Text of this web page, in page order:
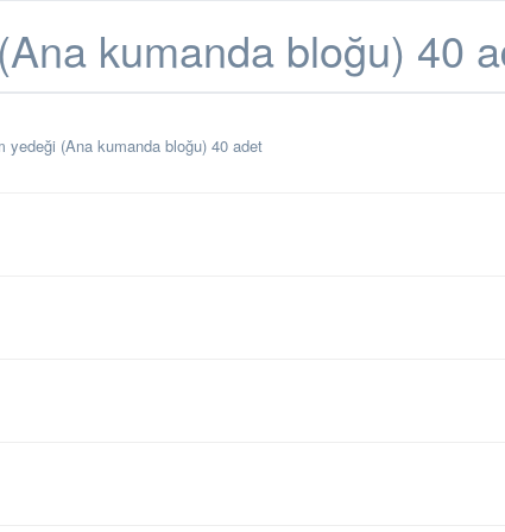
kumanda bloğu) 40
yedeği (Ana kumanda bloğu) 40 adet